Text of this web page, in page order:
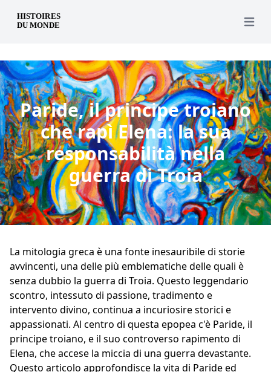
Open
Paride, il principe troiano
che rapì Elena: la sua
responsabilità nella
guerra di Troia
La mitologia greca è una fonte inesauribile di storie
avvincenti, una delle più emblematiche delle quali è
senza dubbio la guerra di Troia. Questo leggendario
scontro, intessuto di passione, tradimento e
intervento divino, continua a incuriosire storici e
appassionati. Al centro di questa epopea c'è Paride, il
principe troiano, e il suo controverso rapimento di
Elena, che accese la miccia di una guerra devastante.
Questo articolo approfondisce la vita di Paride ed